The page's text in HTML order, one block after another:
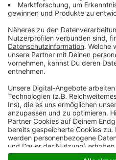
Anzeige
einmal zahlen, zweimal
Montag (18.05.)
Anzeige
Anzeige